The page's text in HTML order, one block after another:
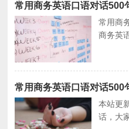
常用商务英语口语对话500
常用商
商务英
英语
助。
常用商务英语口语对话500
本站更
话，大